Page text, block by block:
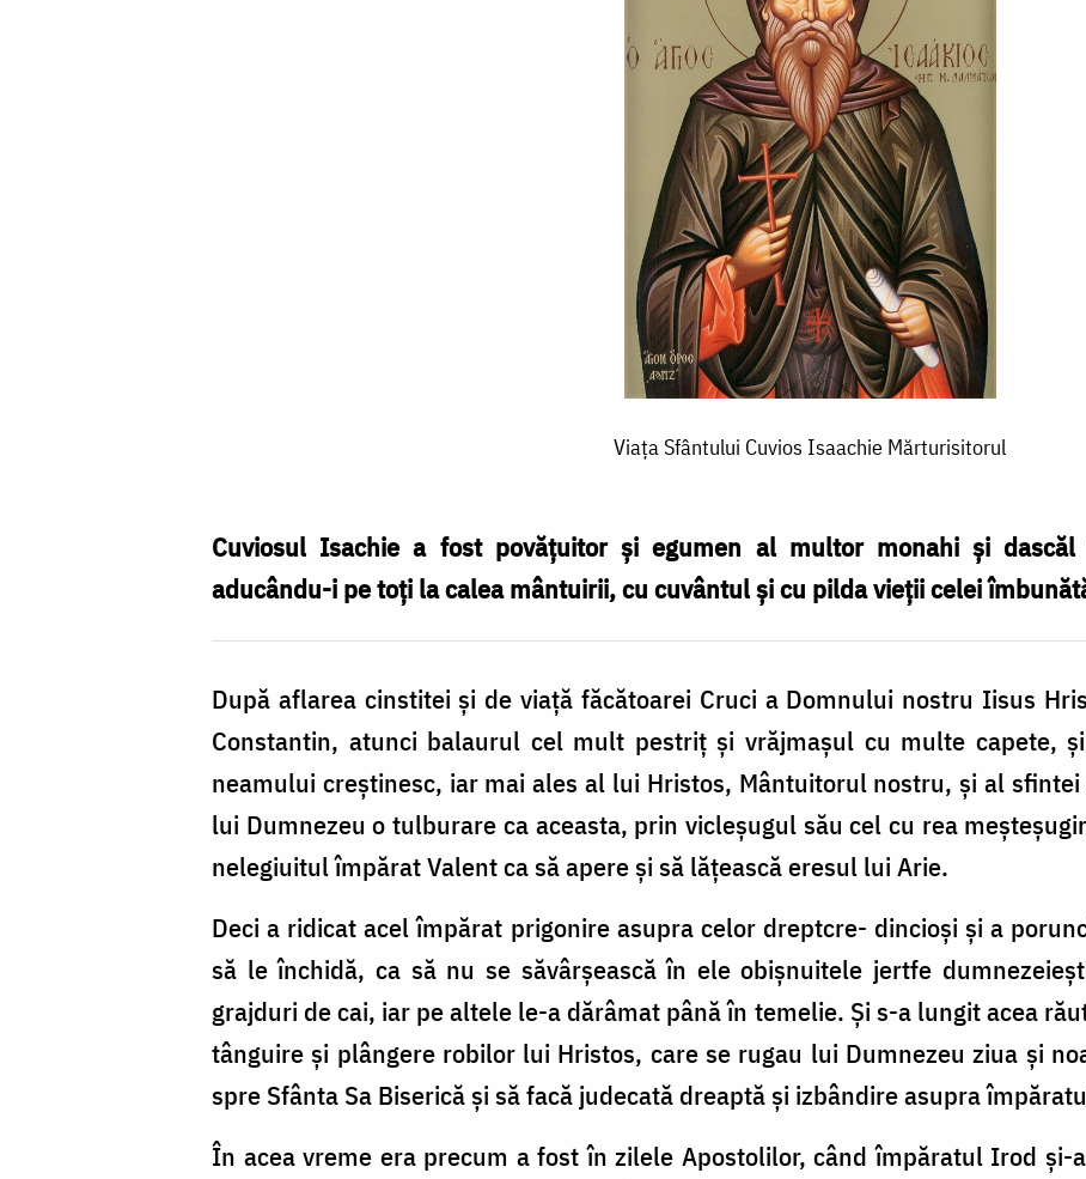
Viața Sfântului Cuvios Isaachie Mărturisitorul
Cuviosul Isachie a fost povățuitor și egumen al multor monahi și
aducându-i pe toți la calea mântuirii, cu cuvântul și cu pilda vieții celei
După aflarea cinstitei și de viață făcătoarei Cruci a Domnului nostru Iisus
Constantin, atunci balaurul cel mult pestriț și vrăjmașul cu multe capete,
neamului creștinesc, iar mai ales al lui Hristos, Mântuitorul nostru, și al
lui Dumnezeu o tulburare ca aceasta, prin vicleșugul său cel cu rea
nelegiuitul împărat Valent ca să apere și să lățească eresul lui Arie.
Deci a ridicat acel împărat prigonire asupra celor dreptcre- dincioși și a
să le închidă, ca să nu se săvârșească în ele obișnuitele jertfe
grajduri de cai, iar pe altele le-a dărâmat până în temelie. Și s-a lungit acea
tânguire și plângere robilor lui Hristos, care se rugau lui Dumnezeu ziua și
spre Sfânta Sa Biserică și să facă judecată dreaptă și izbândire asupra
În acea vreme era precum a fost în zilele Apostolilor, când împăratul Irod și-